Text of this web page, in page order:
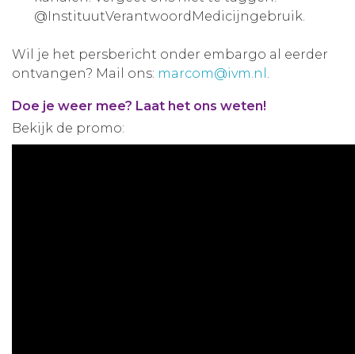
@InstituutVerantwoordMedicijngebruik.
Wil je het persbericht onder embargo al eerder
ontvangen? Mail ons: marcom@ivm.nl .
Doe je weer mee? Laat het ons weten!
Bekijk de promo: